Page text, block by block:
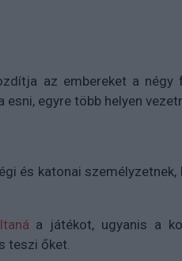
az embereket a négy
egyre több helyen
és katonai személyzetnek,
a játékot, ugyanis a
teszi őket.